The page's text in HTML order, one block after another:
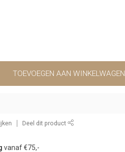
TOEVOEGEN AAN WINKELWAGEN
Deel dit product
vanaf €75,-